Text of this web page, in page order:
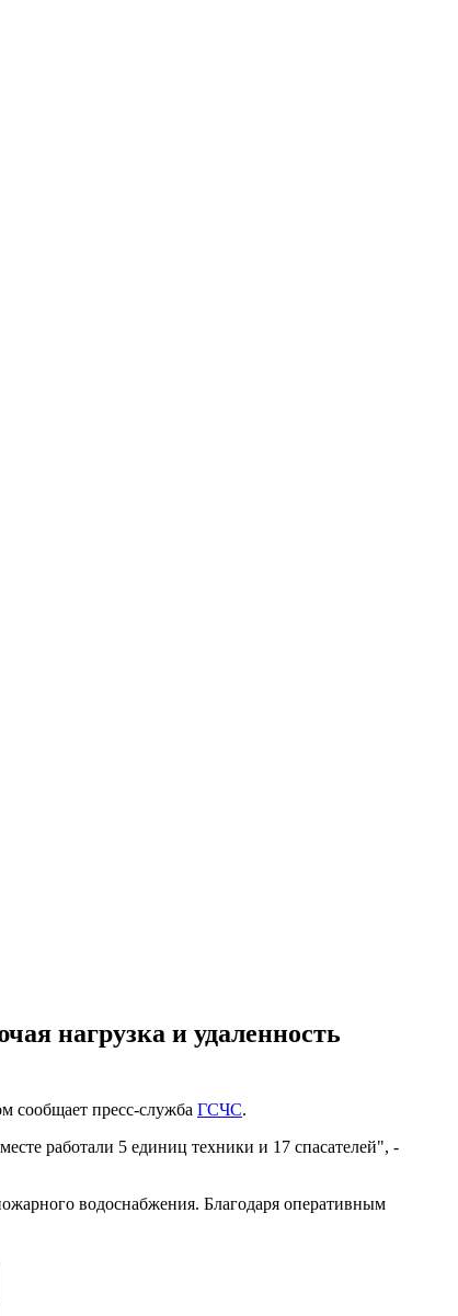
нагрузка и удаленность
сообщает пресс-служба ГСЧС.
работали 5 единиц техники и 17 спасателей", -
водоснабжения. Благодаря оперативным